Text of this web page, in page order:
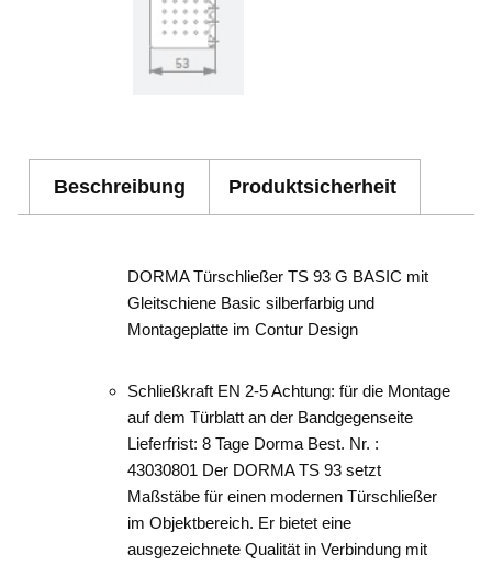
Beschreibung Produktsicherheit
DORMA Türschließer TS 93 G BASIC mit
Gleitschiene Basic silberfarbig und
Montageplatte im Contur Design
Schließkraft EN 2-5 Achtung: für die Montage
auf dem Türblatt an der Bandgegenseite
Lieferfrist: 8 Tage Dorma Best. Nr. :
43030801 Der DORMA TS 93 setzt
Maßstäbe für einen modernen Türschließer
im Objektbereich. Er bietet eine
ausgezeichnete Qualität in Verbindung mit